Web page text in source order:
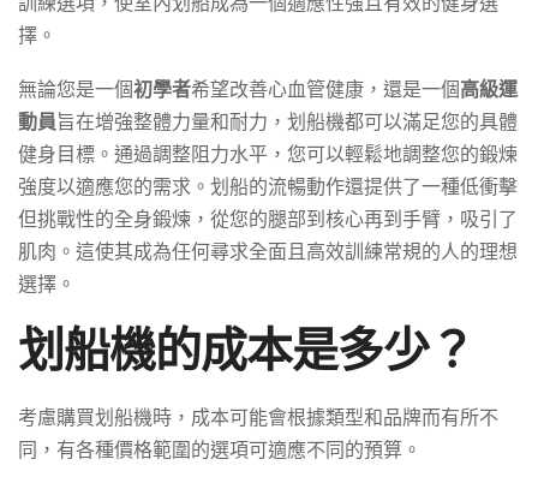
擇。
無論您是一個初學者希望改善心血管健康，還是一個高級運
動員旨在增強整體力量和耐力，划船機都可以滿足您的具體
健身目標。通過調整阻力水平，您可以輕鬆地調整您的鍛煉
強度以適應您的需求。划船的流暢動作還提供了一種低衝擊
但挑戰性的全身鍛煉，從您的腿部到核心再到手臂，吸引了
肌肉。這使其成為任何尋求全面且高效訓練常規的人的理想
選擇。
划船機的成本是多少？
考慮購買划船機時，成本可能會根據類型和品牌而有所不
同，有各種價格範圍的選項可適應不同的預算。